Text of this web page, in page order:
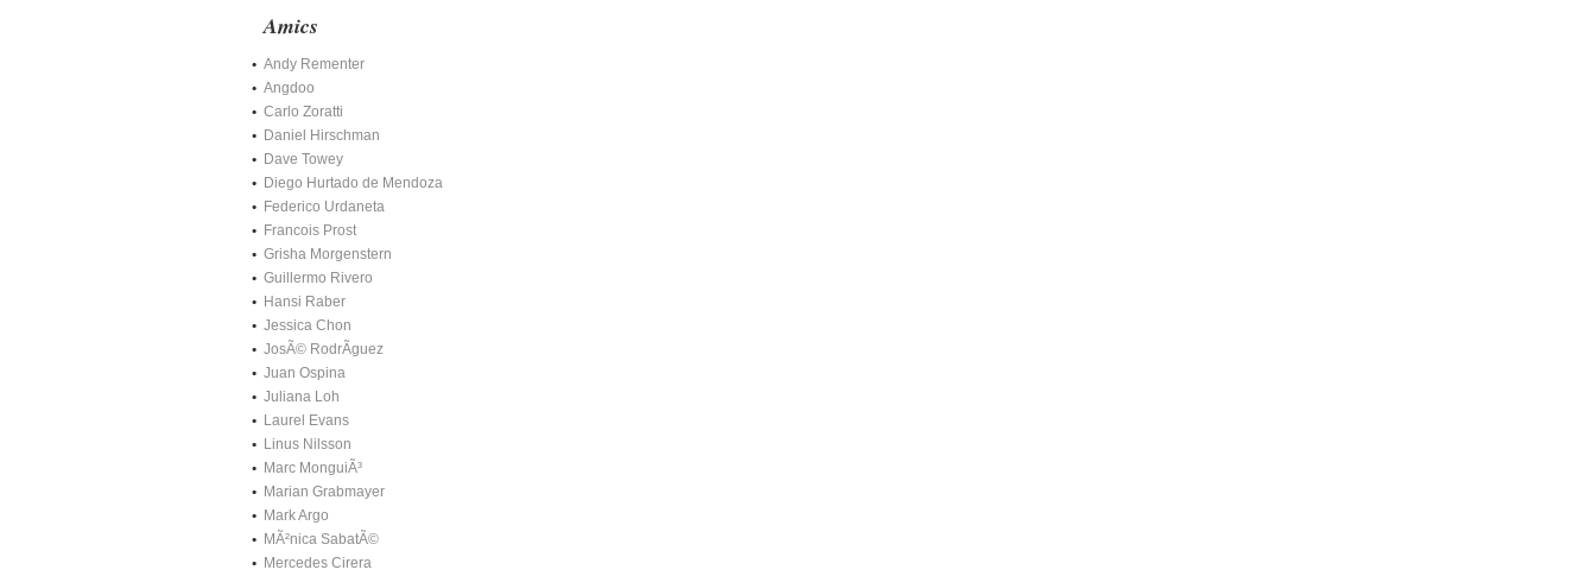
Amics
Andy Rementer
Angdoo
Carlo Zoratti
Daniel Hirschman
Dave Towey
Diego Hurtado de Mendoza
Federico Urdaneta
Francois Prost
Grisha Morgenstern
Guillermo Rivero
Hansi Raber
Jessica Chon
JosÃ© RodrÃ­guez
Juan Ospina
Juliana Loh
Laurel Evans
Linus Nilsson
Marc MonguiÃ³
Marian Grabmayer
Mark Argo
MÃ²nica SabatÃ©
Mercedes Cirera